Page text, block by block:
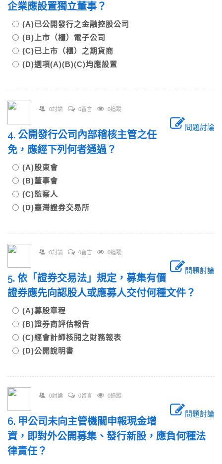
企業應設置獨立董事？
(A)已公開發行之金融控股公司
(B)上市（櫃）電子公司
(C)已上市（櫃）之期貨商
(D)選項(A)(B)(C)均應設置
0討論 0留言 0追蹤
問題討論
4. 公開發行公司內部稽核主管之任
免，應經下列何者通過？
(A)股東會
(B)董事會
(C)監察人
(D)臺灣證券交易所
0討論 0留言 0追蹤
問題討論
5. 依「證券交易法」規定，募集有價
證券應先向認股人或應募人交付何種文件？
(A)募股章程
(B)證券商評估報告
(C)經會計師核閱之財務報表
(D)公開說明書
0討論 0留言 0追蹤
問題討論
6. 甲公司未向主管機關申報現金增
資，即對外公開募集、發行新股，應負何種法
律責任？